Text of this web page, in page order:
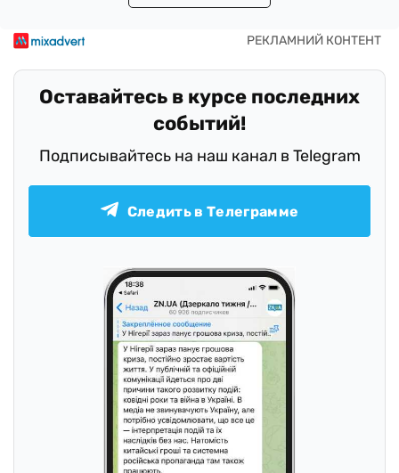
Оставайтесь в курсе последних
событий!
Подписывайтесь на наш канал в Telegram
Следить в Телеграмме